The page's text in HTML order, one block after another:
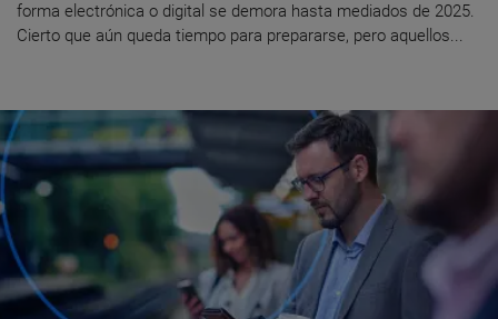
forma electrónica o digital se demora hasta mediados de 2025.
Cierto que aún queda tiempo para prepararse, pero aquellos...